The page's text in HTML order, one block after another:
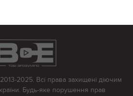
2025. Всі права захищені діючим
Будь-яке порушення прав